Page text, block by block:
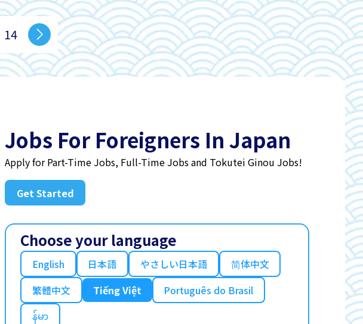
14
Jobs For Foreigners In Japan
Apply for Part-Time Jobs, Full-Time Jobs and Tokutei Ginou Jobs!
Get Started
Choose your language
English 日本語 やさしい日本語
简体中文
繁體中文
Tiếng Việt
Português do Brasil
န်မာ